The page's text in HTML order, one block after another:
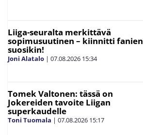
Liiga-seuralta merkittävä
sopimusuutinen – kiinnitti fanien
suosikin!
Joni Alatalo | 07.08.2026 15:34
Tomek Valtonen: tässä on
Jokereiden tavoite Liigan
superkaudelle
Toni Tuomala | 07.08.2026 15:17